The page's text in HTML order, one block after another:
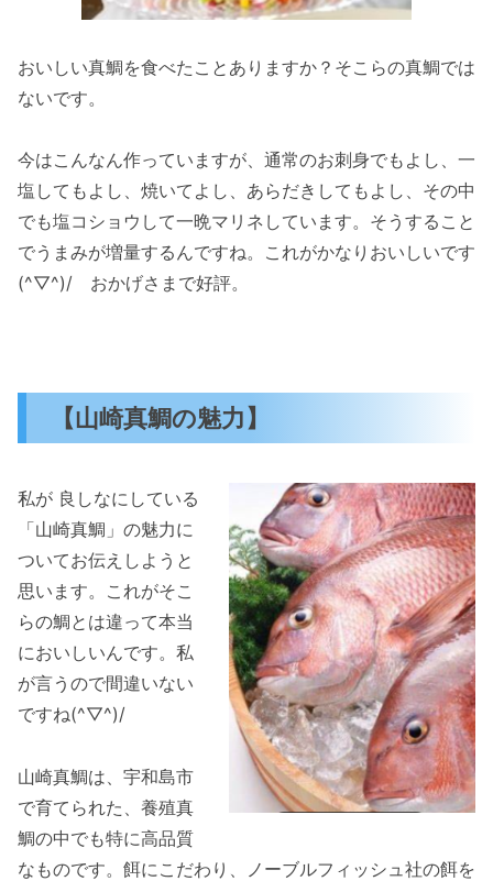
おいしい真鯛を食べたことありますか？そこらの真鯛では
ないです。
今はこんなん作っていますが、通常のお刺身でもよし、一
塩してもよし、焼いてよし、あらだきしてもよし、その中
でも塩コショウして一晩マリネしています。そうすること
でうまみが増量するんですね。これがかなりおいしいです
(^▽^)/ おかげさまで好評。
【山崎真鯛の魅力】
私が 良しなにしている
「山崎真鯛」の魅力に
ついてお伝えしようと
思います。これがそこ
らの鯛とは違って本当
においしいんです。私
が言うので間違いない
ですね(^▽^)/
山崎真鯛は、宇和島市
で育てられた、養殖真
鯛の中でも特に高品質
なものです。餌にこだわり、ノーブルフィッシュ社の餌を